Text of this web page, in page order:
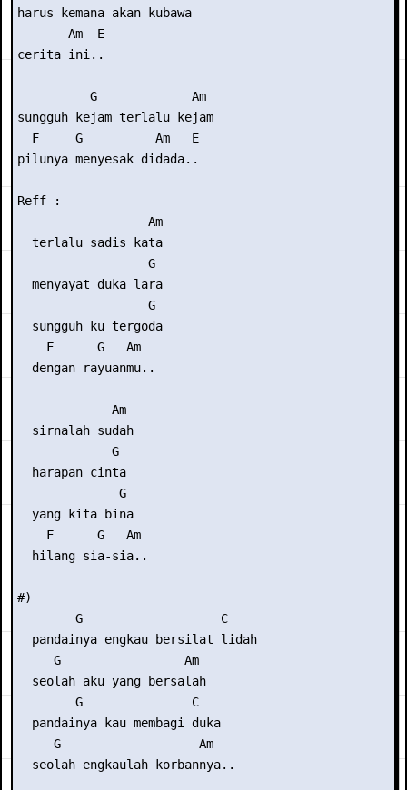
harus kemana akan kubawa
       Am  E
cerita ini..
          G             Am
sungguh kejam terlalu kejam
  F     G          Am   E
pilunya menyesak didada..
Reff :
                  Am
  terlalu sadis kata
                  G
  menyayat duka lara
                  G
  sungguh ku tergoda
    F      G   Am
  dengan rayuanmu..
             Am
  sirnalah sudah
             G
  harapan cinta
              G
  yang kita bina
    F      G   Am
  hilang sia-sia..
#)
        G                   C
  pandainya engkau bersilat lidah
     G                 Am
  seolah aku yang bersalah
        G               C
  pandainya kau membagi duka
     G                   Am
  seolah engkaulah korbannya..